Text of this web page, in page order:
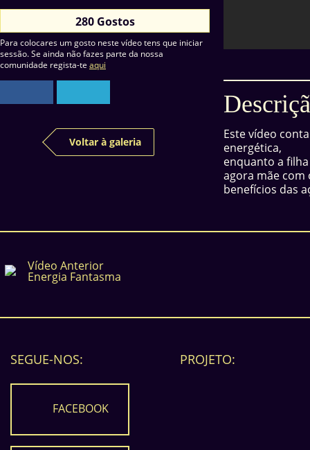
280 Gostos
Para colocares um gosto neste vídeo tens que iniciar
sessão. Se ainda não fazes parte da nossa
comunidade regista-te aqui
Voltar à galeria
Este vídeo
energética,
enquanto a
agora mãe com
benefícios das
Vídeo Anterior
Energia Fantasma
SEGUE-NOS:
FACEBOOK
PROJETO: